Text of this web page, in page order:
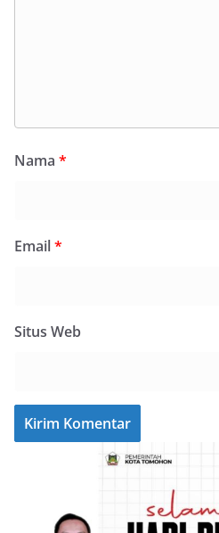
Nama *
Email*
Situs Web